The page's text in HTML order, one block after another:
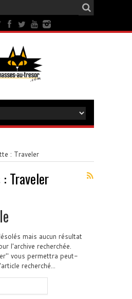
: Traveler
: Traveler
mais aucun résultat
l'archive recherchée.
vous permettra peut-
recherché...